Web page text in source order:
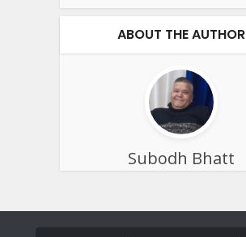
ABOUT THE AUTHOR
Subodh Bhatt